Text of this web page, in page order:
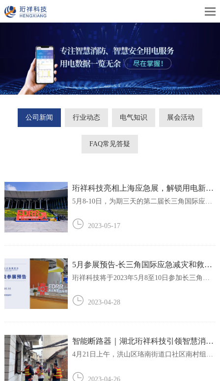
公司新闻 行业动态 电气知识 展会活动
FAQ常见答疑
珩祥科技亮相上海应急展，解锁用电新方
式
5月8-10日，为期三天的第二届长三角国际应急
海拉开帷幕。珩祥科技携电保智慧安全用电全
系列产品以及演示装备亮相7号馆展区。 长三角
2023-05-17
5月参展预告-长三角国际应急减灾和救援
博览会
珩祥科技​将于2023年5月8至10日参加长三角国
2023-04-28
智能断路器｜湖北珩祥科技引领智慧消防
—2023年老旧社区智慧消防综合演练活动
4月21日上午，洪山区珞南街道口社区南村组织
本次活动得到了湖北珩祥科技的技术支持，为
2023-04-26